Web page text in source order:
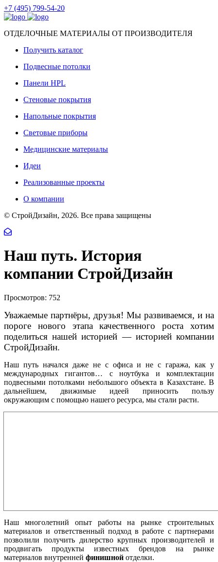
+7 (495) 799-54-20
ОТДЕЛОЧНЫЕ МАТЕРИАЛЫ ОТ ПРОИЗВОДИТЕЛЯ
Получить каталог
Подвесные потолки
Панели HPL
Стеновые покрытия
Напольные покрытия
Световые приборы
Медицинские материалы
Идеи
Реализованные проекты
О компании
© СтройДизайн, 2026. Все права защищены
Наш путь. История
компании СтройДизайн
Просмотров: 752
Уважаемые партнёры, друзья! Мы развиваемся, и на
пороге нового этапа качественного роста хотим
поделиться нашей историей — историей компании
СтройДизайн.
Наш путь начался даже не с офиса и не с гаража, как у
международных гигантов… с ноутбука и комплектации
подвесными потолками небольшого объекта в Казахстане. В
дальнейшем, движимые идеей приносить пользу
окружающим с помощью нашего ресурса, мы стали расти.
Наш многолетний опыт работы на рынке строительных
материалов и ответственный подход в работе с партнерами
позволили получить дилерство крупных производителей и
продвигать продукты известных брендов на рынке
материалов внутренней финишной отделки.